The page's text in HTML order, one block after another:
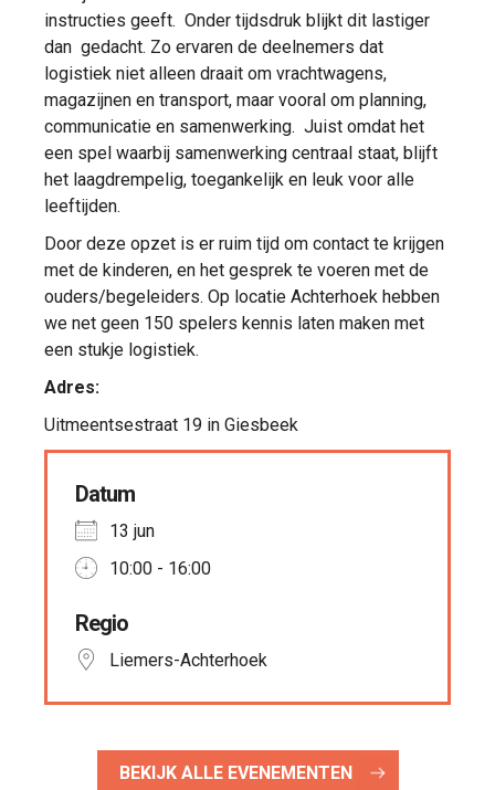
instructies geeft. Onder tijdsdruk blijkt dit lastiger
dan gedacht. Zo ervaren de deelnemers dat
logistiek niet alleen draait om vrachtwagens,
magazijnen en transport, maar vooral om planning,
communicatie en samenwerking. Juist omdat het
een spel waarbij samenwerking centraal staat, blijft
het laagdrempelig, toegankelijk en leuk voor alle
leeftijden.
Door deze opzet is er ruim tijd om contact te krijgen
met de kinderen, en het gesprek te voeren met de
ouders/begeleiders. Op locatie Achterhoek hebben
we net geen 150 spelers kennis laten maken met
een stukje logistiek.
Adres:
Uitmeentsestraat 19 in Giesbeek
Datum
13 jun
10:00 - 16:00
Regio
Liemers-Achterhoek
BEKIJK ALLE EVENEMENTEN